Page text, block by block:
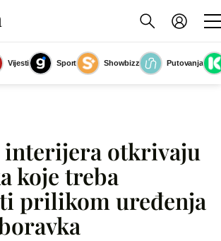
Vijesti Sport Showbizz Putovanja
biljka može transformirati izgled dnevnog boravka i
učiniti ga toplijim i privlačnijim
(Foto: Living4media)
otkrivaju
koje treba
prilikom uređenja